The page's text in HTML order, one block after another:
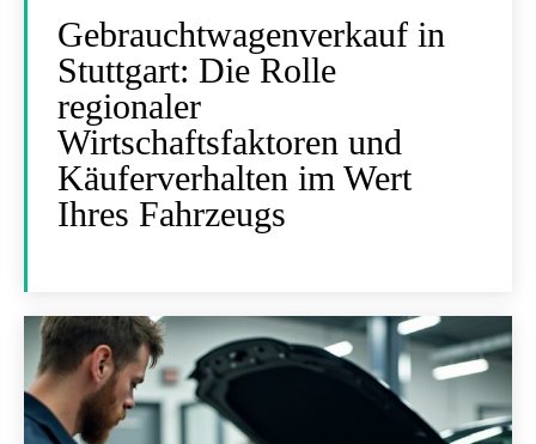
Gebrauchtwagenverkauf in
Stuttgart: Die Rolle
regionaler
Wirtschaftsfaktoren und
Käuferverhalten im Wert
Ihres Fahrzeugs